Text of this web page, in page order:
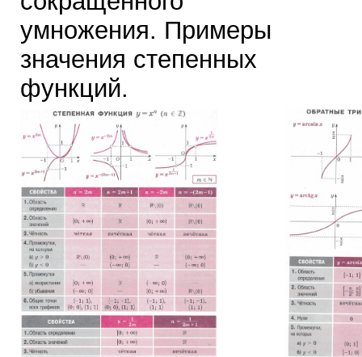
умножения. Примеры
значения степенных
функций.